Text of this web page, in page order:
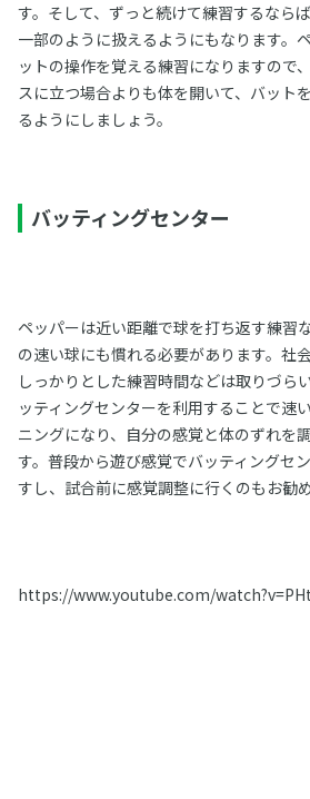
す。そして、ずっと続けて練習するなら
一部のように扱えるようにもなります。
ットの操作を覚える練習になりますので
スに立つ場合よりも体を開いて、バット
るようにしましょう。
バッティングセンター
ペッパーは近い距離で球を打ち返す練習
の速い球にも慣れる必要があります。社
しっかりとした練習時間などは取りづら
ッティングセンターを利用することで速
ニングになり、自分の感覚と体のずれを
す。普段から遊び感覚でバッティングセ
すし、試合前に感覚調整に行くのもお勧め
https://www.youtube.com/